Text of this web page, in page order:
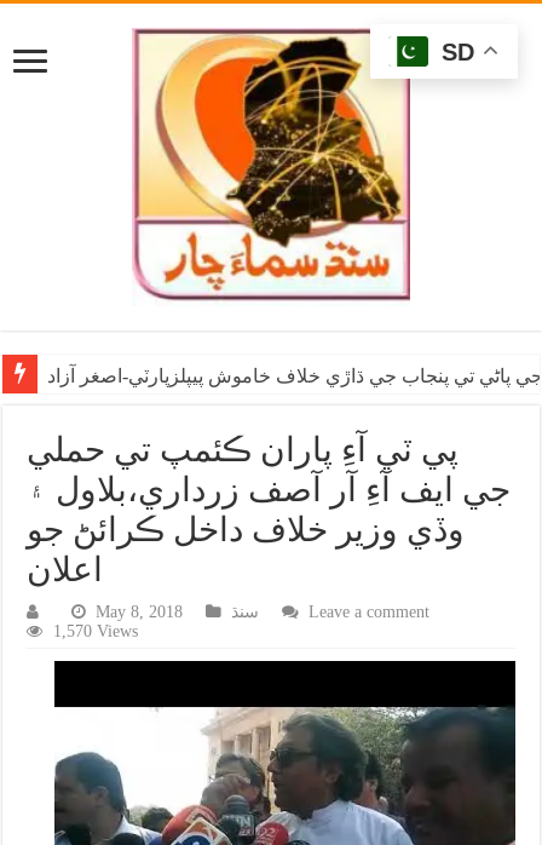
پاڻي تي پنجاب جي ڌاڙي خلاف خاموش پيپلزپارٽي-اصغر آزاد
پي ٽي آءِ پاران ڪئمپ تي حملي
جي ايف آءِ آر آصف زرداري،بلاول ۽
وڏي وزير خلاف داخل ڪرائڻ جو
اعلان
May 8, 2018 سنڌ
Leave a comment
1,570 Views
SD